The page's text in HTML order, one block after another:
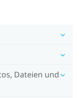
Dateien und